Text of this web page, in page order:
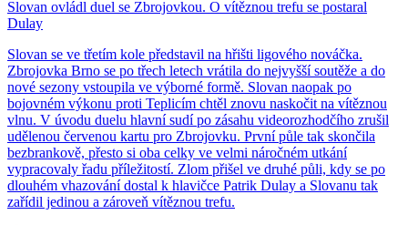
Slovan ovládl duel se Zbrojovkou. O vítěznou trefu se postaral
Dulay
Slovan se ve třetím kole představil na hřišti ligového nováčka.
Zbrojovka Brno se po třech letech vrátila do nejvyšší soutěže a do
nové sezony vstoupila ve výborné formě. Slovan naopak po
bojovném výkonu proti Teplicím chtěl znovu naskočit na vítěznou
vlnu. V úvodu duelu hlavní sudí po zásahu videorozhodčího zrušil
udělenou červenou kartu pro Zbrojovku. První půle tak skončila
bezbrankově, přesto si oba celky ve velmi náročném utkání
vypracovaly řadu příležitostí. Zlom přišel ve druhé půli, kdy se po
dlouhém vhazování dostal k hlavičce Patrik Dulay a Slovanu tak
zařídil jedinou a zároveň vítěznou trefu.